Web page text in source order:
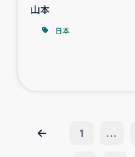
山本
日本
1 ...